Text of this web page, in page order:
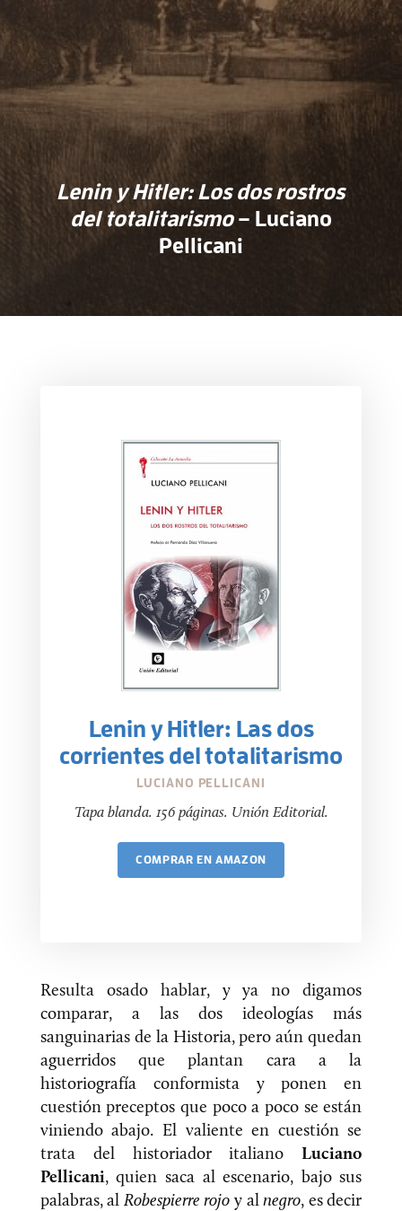
Lenin y Hitler: Los dos rostros
del totalitarismo– Luciano
Pellicani
Lenin y Hitler: Las dos
corrientes del totalitarismo
LUCIANO PELLICANI
Tapa blanda. 156 páginas. Unión Editorial.
COMPRAR
Resulta osado hablar, y ya no digamos
comparar, a las dos ideologías más
sanguinarias de la Historia, pero aún quedan
aguerridos que plantan cara a la
historiografía conformista y ponen en
cuestión preceptos que poco a poco se están
viniendo abajo. El valiente en cuestión se
trata del historiador italianoLuciano
Pellicani, quien saca al escenario, bajo sus
palabras, al Robespierre rojoy alnegro, es decir